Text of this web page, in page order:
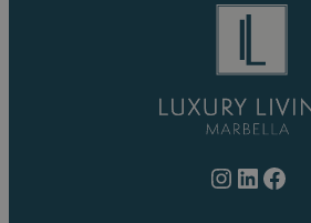
Instagram LinkedIn Facebook